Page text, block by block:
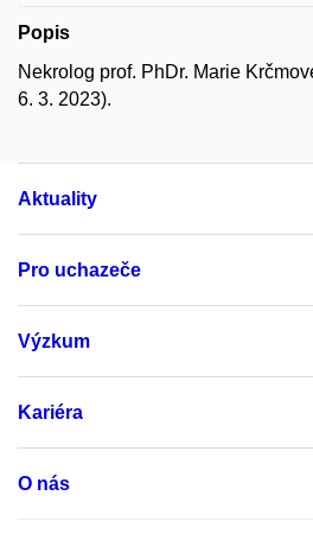
Popis
Nekrolog prof. PhDr. Marie
6. 3. 2023).
Aktuality
Pro uchazeče
Výzkum
Kariéra
O nás